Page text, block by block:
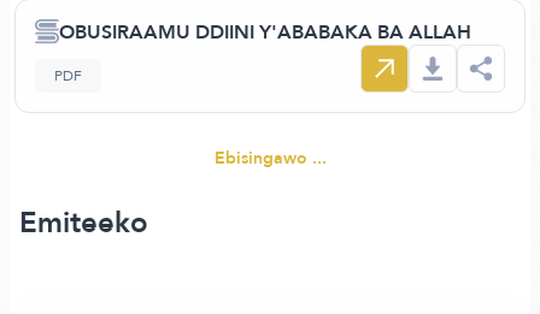
OBUSIRAAMU DDIINI Y'ABABAKA BA ALLAH
PDF
Ebisingawo ...
Emiteeko